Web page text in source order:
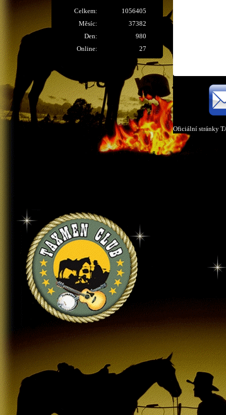
Online: 27
Celkem:
1056405
Měsíc:
37382
Den:
980
Oficiální stránky